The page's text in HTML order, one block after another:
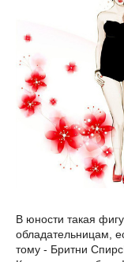
В юности такая
обладательницам,
тому - Бритни